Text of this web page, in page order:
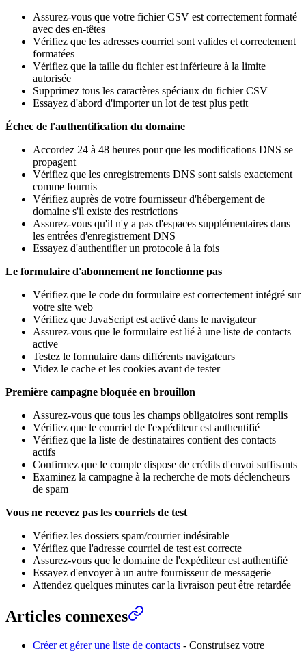
Assurez-vous que votre fichier CSV est correctement formaté
avec des en-têtes
Vérifiez que les adresses courriel sont valides et correctement
formatées
Vérifiez que la taille du fichier est inférieure à la limite
autorisée
Supprimez tous les caractères spéciaux du fichier CSV
Essayez d'abord d'importer un lot de test plus petit
Échec de l'authentification du domaine
Accordez 24 à 48 heures pour que les modifications DNS se
propagent
Vérifiez que les enregistrements DNS sont saisis exactement
comme fournis
Vérifiez auprès de votre fournisseur d'hébergement de
domaine s'il existe des restrictions
Assurez-vous qu'il n'y a pas d'espaces supplémentaires dans
les entrées d'enregistrement DNS
Essayez d'authentifier un protocole à la fois
Le formulaire d'abonnement ne fonctionne pas
Vérifiez que le code du formulaire est correctement intégré sur
votre site web
Vérifiez que JavaScript est activé dans le navigateur
Assurez-vous que le formulaire est lié à une liste de contacts
active
Testez le formulaire dans différents navigateurs
Videz le cache et les cookies avant de tester
Première campagne bloquée en brouillon
Assurez-vous que tous les champs obligatoires sont remplis
Vérifiez que le courriel de l'expéditeur est authentifié
Vérifiez que la liste de destinataires contient des contacts
actifs
Confirmez que le compte dispose de crédits d'envoi suffisants
Examinez la campagne à la recherche de mots déclencheurs
de spam
Vous ne recevez pas les courriels de test
Vérifiez les dossiers spam/courrier indésirable
Vérifiez que l'adresse courriel de test est correcte
Assurez-vous que le domaine de l'expéditeur est authentifié
Essayez d'envoyer à un autre fournisseur de messagerie
Attendez quelques minutes car la livraison peut être retardée
Articles connexes
Créer et gérer une liste de contacts - Construisez votre